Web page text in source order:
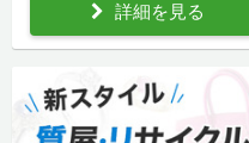
詳細を見る